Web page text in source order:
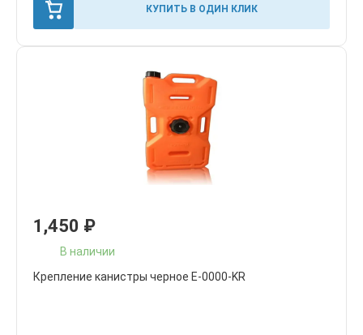
КУПИТЬ В ОДИН КЛИК
1,450 ₽
В наличии
Крепление канистры черное E-0000-KR